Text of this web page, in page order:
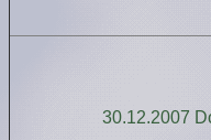
30.12.2007